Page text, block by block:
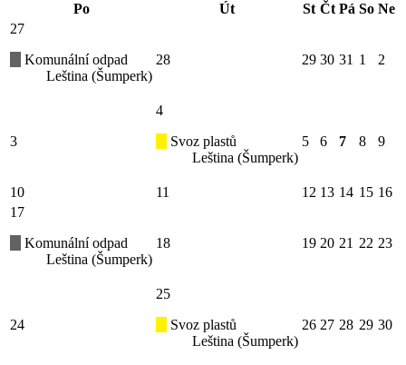
Po
Út St Čt Pá So Ne
27
Komunální odpad
Leština (Šumperk)
28 29 30 31 1 2
3
4
Svoz plastů
Leština (Šumperk)
5 6 7 8 9
10 11 12 13 14 15 16
17
Komunální odpad
Leština (Šumperk)
18 19 20 21 22 23
24
25
Svoz plastů
Leština (Šumperk)
26 27 28 29 30